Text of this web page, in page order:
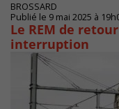
BROSSARD
Publié le 9 mai 2025 à
Le REM de
interruption